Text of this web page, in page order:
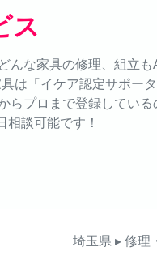
ス
んな家具の修理、組立
は「イケア認定サポー
らプロまで登録してい
相談可能です！
埼玉県 ▸ 修理